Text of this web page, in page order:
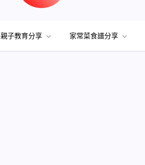
親子教育分享 家常菜食譜分享